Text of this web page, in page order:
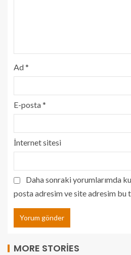
Ad*
E-posta*
İnternet sitesi
Daha sonraki yorumlarımda
posta adresim ve site adresim bu
MORE STORIES